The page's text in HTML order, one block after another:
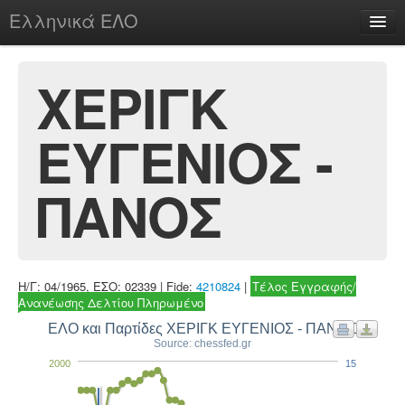
Ελληνικά ΕΛΟ
chesstu.be @ discord
Login
ΧΕΡΙΓΚ
ΕΥΓΕΝΙΟΣ -
ΠΑΝΟΣ
Η/Γ: 04/1965, ΕΣΟ: 02339 | Fide: 4210824 | Τέλος Εγγραφής/
Ανανέωσης Δελτίου Πληρωμένο
ΕΛΟ και Παρτίδες ΧΕΡΙΓΚ ΕΥΓΕΝΙΟΣ - ΠΑΝΟΣ
Source: chessfed.gr
2000 15